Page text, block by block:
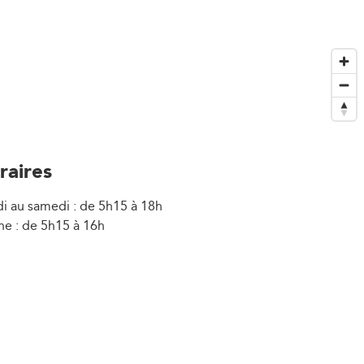
au samedi : de 5h15 à 18h
: de 5h15 à 16h